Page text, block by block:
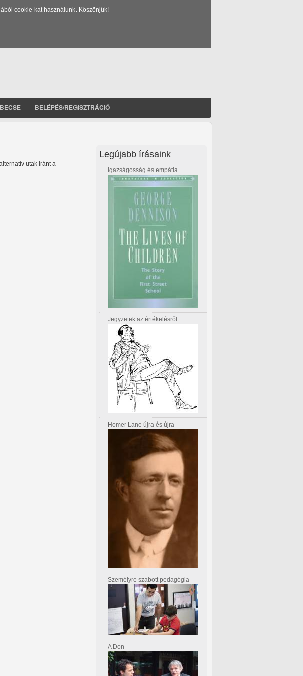
cookie-kat használunk. Köszönjük!
BELÉPÉS/REGISZTRÁCIÓ
utak iránt a
Legújabb írásaink
Igazságosság és empátia
Jegyzetek az értékelésről
Homer Lane újra és újra
Személyre szabott pedagógia
A Don